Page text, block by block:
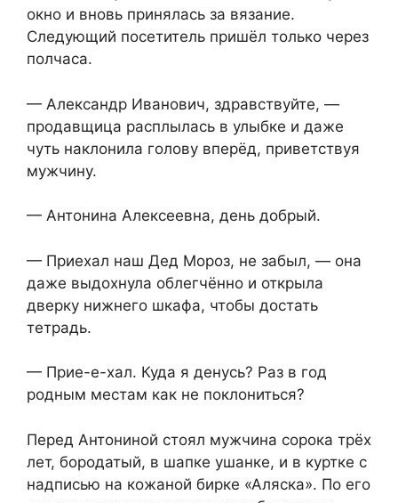
окно и вновь принялась за вязание.
Следующий посетитель пришёл только через
полчаса.
— Александр Иванович, здравствуйте, —
продавщица расплылась в улыбке и даже
чуть наклонила голову вперёд, приветствуя
мужчину.
— Антонина Алексеевна, день добрый.
— Приехал наш Дед Мороз, не забыл, — она
даже выдохнула облегчённо и открыла
дверку нижнего шкафа, чтобы достать
тетрадь.
— Прие-е-хал. Куда я денусь? Раз в год
родным местам как не поклониться?
Перед Антониной стоял мужчина сорока трёх
лет, бородатый, в шапке ушанке, и в куртке с
надписью на кожаной бирке «Аляска». По его